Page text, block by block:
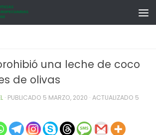
una leche de coco
de olivas
· PUBLICADO 5 MARZO, 2020 · ACTUALIZADO 5